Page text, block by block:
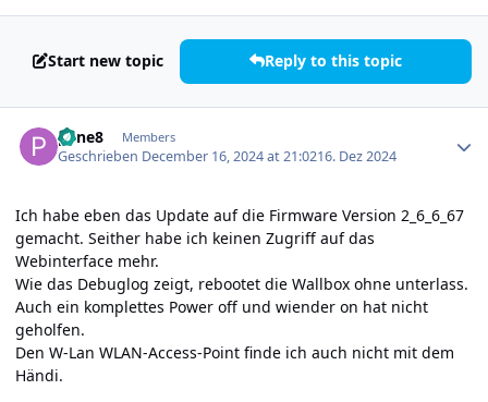
Start new topic Reply to this topic
pene8 Members
Geschrieben December 16, 2024 at 21:0216. Dez 2024
Ich habe eben das Update auf die Firmware Version 2_6_6_67
gemacht. Seither habe ich keinen Zugriff auf das
Webinterface mehr.
Wie das Debuglog zeigt, rebootet die Wallbox ohne unterlass.
Auch ein komplettes Power off und wiender on hat nicht
geholfen.
Den W-Lan WLAN-Access-Point finde ich auch nicht mit dem
Händi.